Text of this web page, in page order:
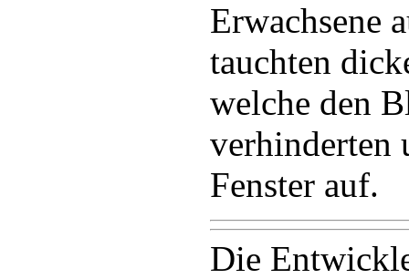
Erwachsene
tauchten
welche den
verhinderten
Fenster auf.
Die